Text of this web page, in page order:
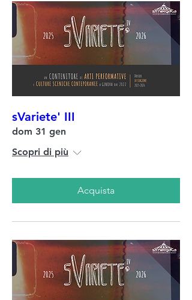
sVariete' III
dom 31 gen
Scopri di più
Acquista